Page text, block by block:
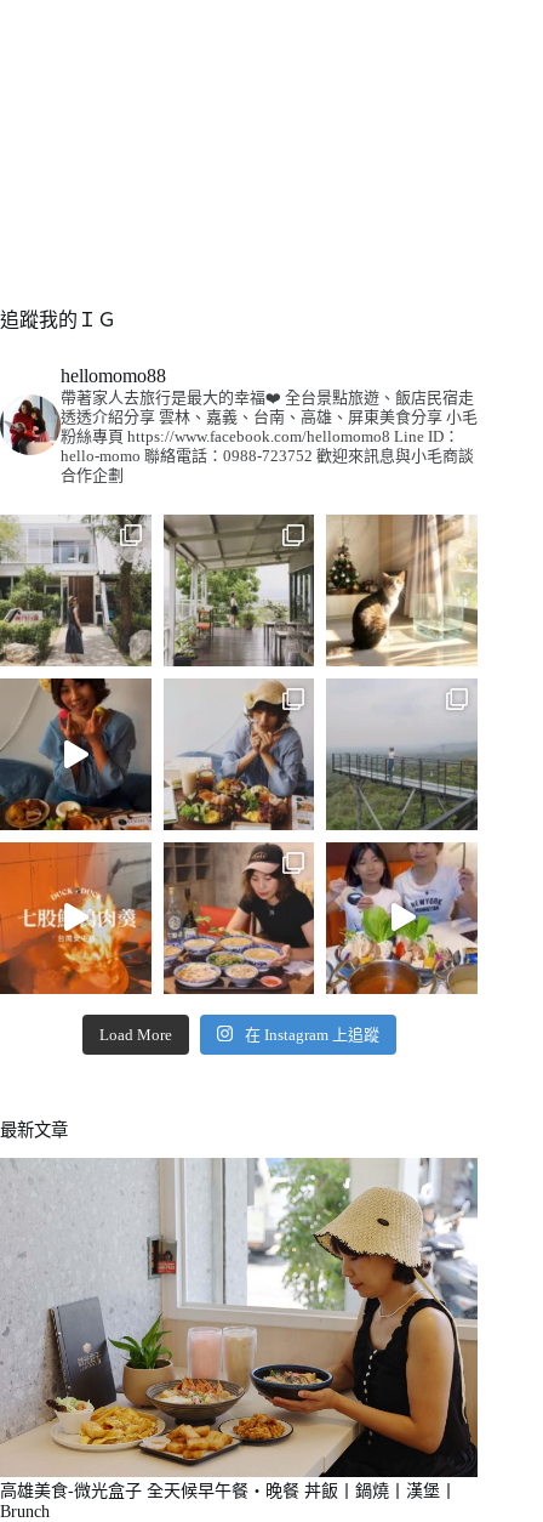
追蹤我的ＩＧ
hellomomo88
帶著家人去旅行是最大的幸福❤️ 全台景點旅遊、飯店民宿走
透透介紹分享 雲林、嘉義、台南、高雄、屏東美食分享 小毛
粉絲專頁 https://www.facebook.com/hellomomo8 Line ID：
hello-momo 聯絡電話：0988-723752 歡迎來訊息與小毛商談
合作企劃
Load More 在 Instagram 上追蹤
最新文章
高雄美食-微光盒子 全天候早午餐・晚餐 丼飯丨鍋燒丨漢堡丨
Brunch